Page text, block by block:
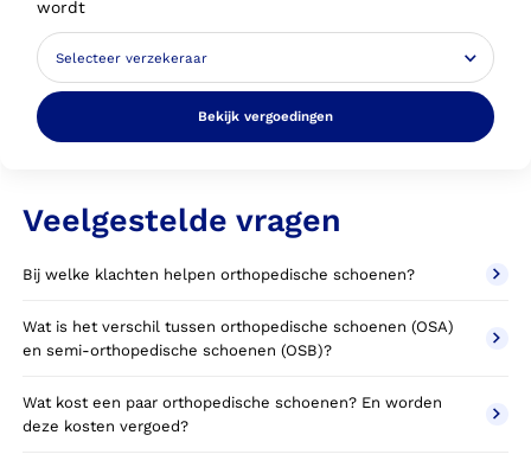
wordt
Bekijk vergoedingen
Veelgestelde vragen
Bij welke klachten helpen orthopedische schoenen?
Wat is het verschil tussen orthopedische schoenen (OSA)
en semi-orthopedische schoenen (OSB)?
Wat kost een paar orthopedische schoenen? En worden
deze kosten vergoed?